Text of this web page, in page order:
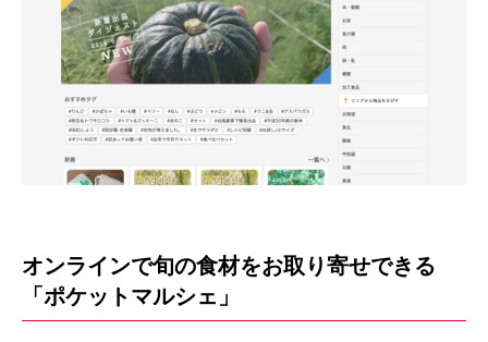
オンラインで旬の食材をお取り寄せできる
「ポケットマルシェ」